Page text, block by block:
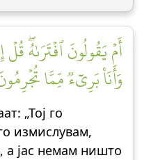
أَمۡ يَقُولُونَ ٱفۡتَرَىٰهُۖ
وَأَنَا۠ بَرِيٓءٞ مِّمَّا تُجۡرِمُونَ
„Тој го
измислувам,
а јас немам ништо